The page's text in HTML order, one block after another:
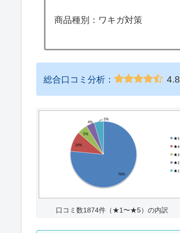
商品種別：ワキガ対策
総合口コミ分析： 4.8
口コミ数1874件（★1〜★5）の内訳